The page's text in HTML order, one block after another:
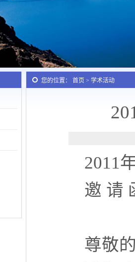
您的位置： 首页 > 学术活动
2011
邀 请
尊敬